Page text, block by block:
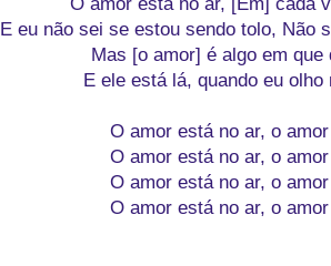
E eu não sei se estou sendo tolo, Não
Mas [o amor] é algo em que
E ele está lá, quando eu
O amor está no ar, o
O amor está no ar, o
O amor está no ar, o
O amor está no ar, o